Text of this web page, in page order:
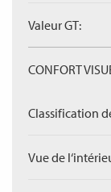
Valeur GT:
CONFORT
Classification
Vue de